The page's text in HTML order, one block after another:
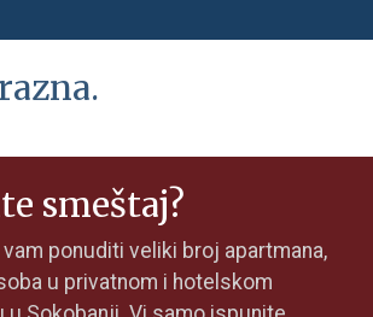
smeštaj?
ponuditi veliki broj apartmana,
u privatnom i hotelskom